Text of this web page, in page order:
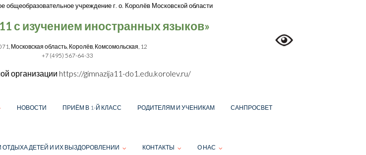
общеобразовательное учреждение г. о. Королёв Московской области
с изучением иностранных языков»
Московская область, Королёв, Комсомольская, 12
+7 (495) 567-64-33
организации https://gimnazija11-do1.edu.korolev.ru/
НОВОСТИ ПРИЁМ В 1-Й КЛАСС РОДИТЕЛЯМ И УЧЕНИКАМ САНПРОСВЕТ
ДЕТЕЙ И ИХ ВЫЗДОРОВЛЕНИИ КОНТАКТЫ О НАС